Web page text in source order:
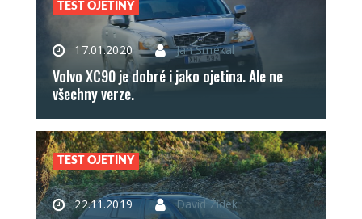
TEST OJETINY
17.01.2020 Jan Smékal
Volvo XC90 je dobré i jako ojetina. Ale ne
všechny verze.
TEST OJETINY
22.11.2019 David Žídek